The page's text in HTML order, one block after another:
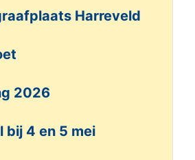
Harreveld
2026
bij 4 en 5 mei